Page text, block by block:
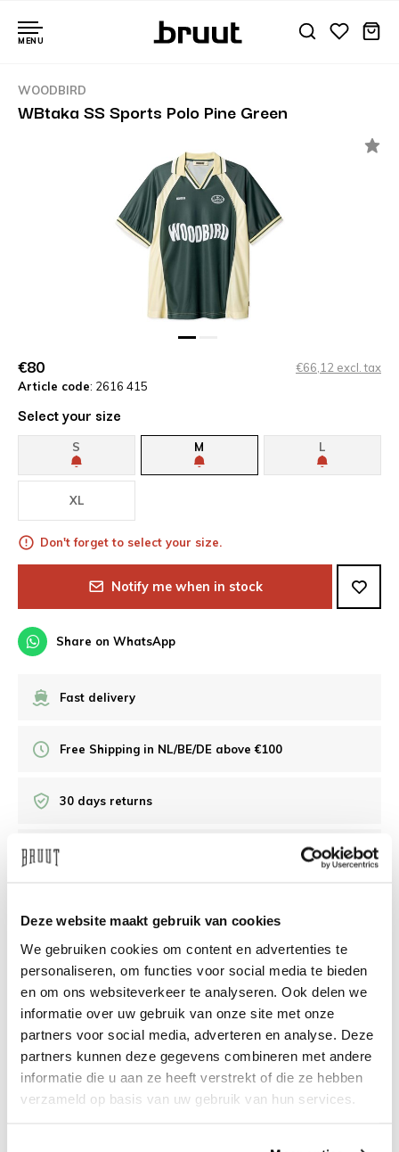
Deze website maakt gebruik van cookies
We gebruiken cookies om content en advertenties te
personaliseren, om functies voor social media te bieden
en om ons websiteverkeer te analyseren. Ook delen we
informatie over uw gebruik van onze site met onze
partners voor social media, adverteren en analyse. Deze
partners kunnen deze gegevens combineren met andere
informatie die u aan ze heeft verstrekt of die ze hebben
verzameld op basis van uw gebruik van hun services.
MENU
WOODBIRD
WBtaka SS Sports Polo Pine Green
€80
€66,12 excl. tax
Article code: 2616 415
Select your size
S M L
XL
Don't forget to select your size.
Notify me when in stock
Share on WhatsApp
Fast delivery
Free Shipping in NL/BE/DE above €100
30 days returns
Need help?We're glad to help
info@bruut.nl Live chat Whatsapp
About this product
Shipment and returns
Related products